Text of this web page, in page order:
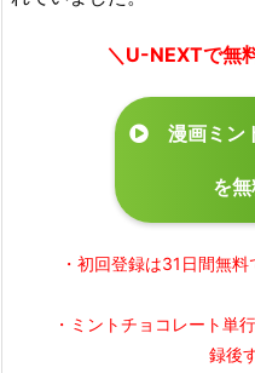
＼U-NEXTで無
漫画ミン
を
・初回登録は31日間無
・ミントチョコレート単
録後